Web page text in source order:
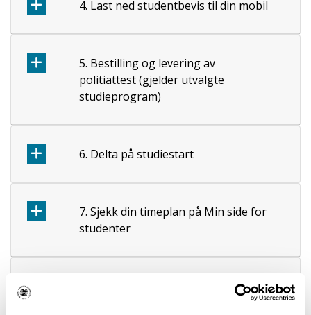
4. Last ned studentbevis til din mobil
5. Bestilling og levering av
politiattest (gjelder utvalgte
studieprogram)
6. Delta på studiestart
7. Sjekk din timeplan på Min side for
studenter